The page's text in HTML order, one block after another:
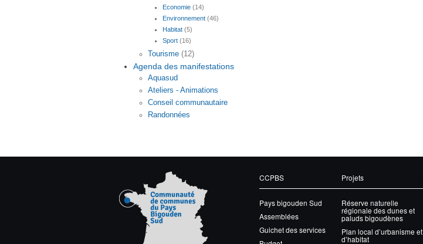
Economie (14)
Environnement (46)
Habitat (5)
Sport (16)
Tourisme (12)
Agenda des manifestations
Aquasud
Ateliers - Animations
Conseil communautaire
Randonnées
CCPBS
Pays bigouden Sud
Assemblées
Guichet des services
Projets
Réserve naturelle
régionale des dunes et
paluds bigoudènes
Plan local d’urbanisme et
d’habitat